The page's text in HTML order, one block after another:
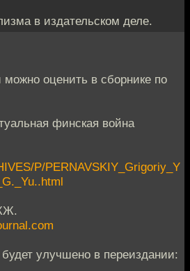
в издательском деле.
можно оценить в сборнике по
финская война
P/PERNAVSKIY_Grigoriy_Y
улучшено в переиздании: